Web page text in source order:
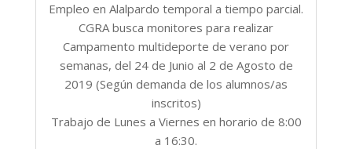
Empleo en Alalpardo temporal a tiempo parcial.
CGRA busca monitores para realizar
Campamento multideporte de verano por
semanas, del 24 de Junio al 2 de Agosto de
2019 (Según demanda de los alumnos/as
inscritos)
Trabajo de Lunes a Viernes en horario de 8:00
a 16:30.